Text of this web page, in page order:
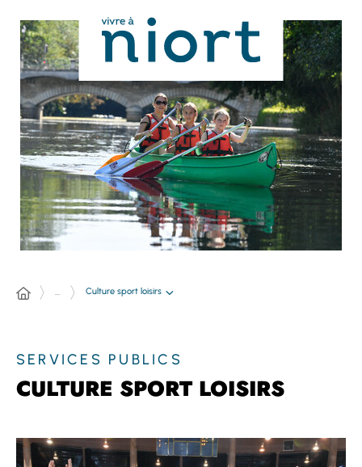
... Culture sport loisirs
SERVICES PUBLICS
CULTURE SPORT LOISIRS